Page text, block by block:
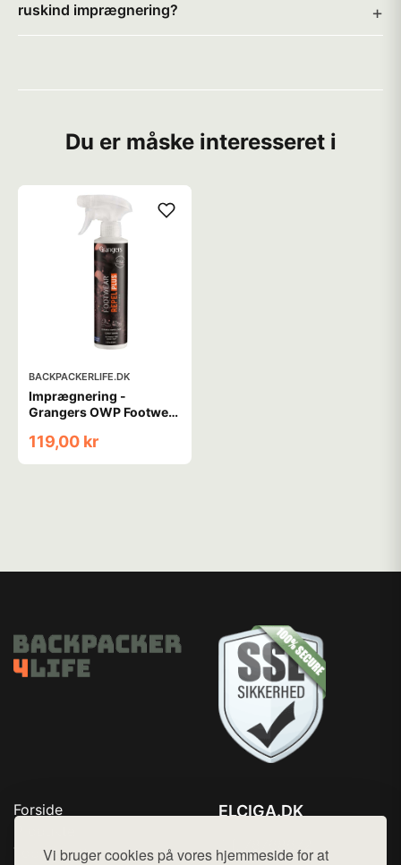
Vi bruger cookies på vores hjemmeside for at
ruskind imprægnering?
Du er måske interesseret i
BACKPACKERLIFE.DK
Imprægnering -
Grangers OWP Footwear
Spray
119,00 kr
Forside
Top Rabatter
ELCIGA.DK